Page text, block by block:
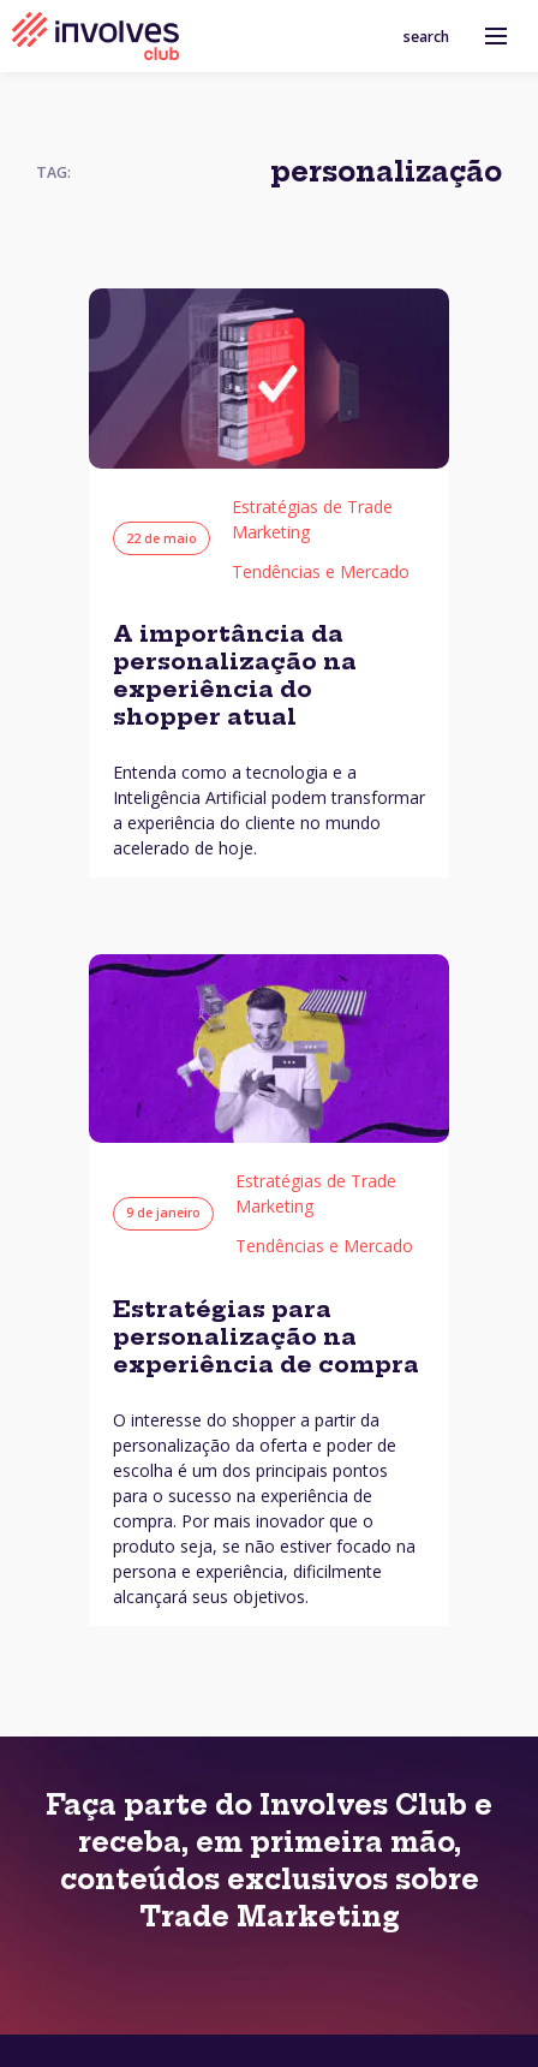
search
TAG: personalização
22 de maio
Estratégias de Trade
Marketing
Tendências e Mercado
A importância da
personalização na
experiência do
shopper atual
Entenda como a tecnologia e a
Inteligência Artificial podem transformar
a experiência do cliente no mundo
acelerado de hoje.
9 de janeiro
Estratégias de Trade
Marketing
Tendências e Mercado
Estratégias para
personalização na
experiência de compra
O interesse do shopper a partir da
personalização da oferta e poder de
escolha é um dos principais pontos
para o sucesso na experiência de
compra. Por mais inovador que o
produto seja, se não estiver focado na
persona e experiência, dificilmente
alcançará seus objetivos.
Faça parte do Involves Club e
receba, em primeira mão,
conteúdos exclusivos sobre
Trade Marketing